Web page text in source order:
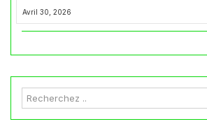
Avril 30, 2026